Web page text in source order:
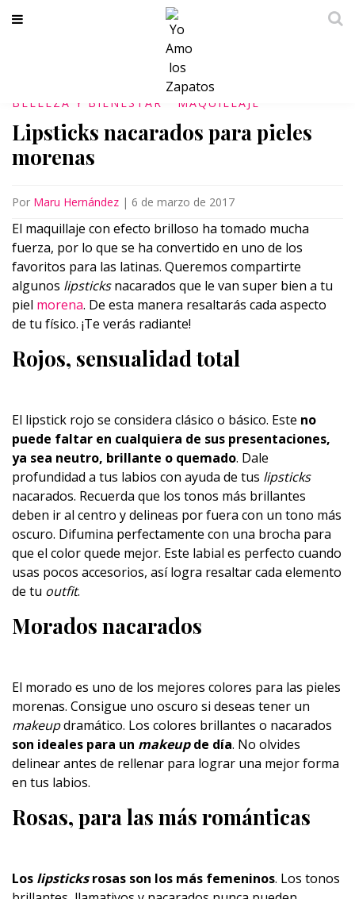
BELLEZA Y BIENESTAR MAQUILLAJE
Lipsticks nacarados para pieles
morenas
Por Maru Hernández | 6 de marzo de 2017
El maquillaje con efecto brilloso ha tomado mucha
fuerza, por lo que se ha convertido en uno de los
favoritos para las latinas. Queremos compartirte
algunos lipsticksnacarados que le van super bien a tu
piel morena. De esta manera resaltarás cada aspecto
de tu físico. ¡Te verás radiante!
Rojos, sensualidad total
El lipstick rojo se considera clásico o básico. Este no
puede faltar en cualquiera de sus presentaciones,
ya sea neutro, brillante o quemado. Dale
profundidad a tus labios con ayuda de tus lipsticks
nacarados. Recuerda que los tonos más brillantes
deben ir al centro y delineas por fuera con un tono más
oscuro. Difumina perfectamente con una brocha para
que el color quede mejor. Este labial es perfecto cuando
usas pocos accesorios, así logra resaltar cada elemento
de tu outfit.
Morados nacarados
El morado es uno de los mejores colores para las pieles
morenas. Consigue uno oscuro si deseas tener un
makeupdramático. Los colores brillantes o nacarados
son ideales para un makeupde día. No olvides
delinear antes de rellenar para lograr una mejor forma
en tus labios.
Rosas, para las más románticas
Los lipsticksrosas son los más femeninos. Los tonos